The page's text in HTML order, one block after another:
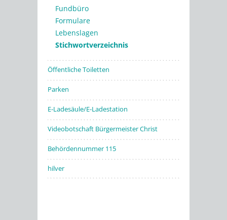
Fundbüro
Formulare
Lebenslagen
Stichwortverzeichnis
Öffentliche Toiletten
Parken
E-Ladesäule/E-Ladestation
Videobotschaft Bürgermeister Christ
Behördennummer 115
hilver